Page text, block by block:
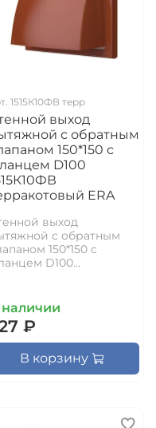
1515К10ФВ терр
выход
с обратным
150*150 с
D100
ERA
выход
с обратным
150*150 с
D100...
₽
В корзину